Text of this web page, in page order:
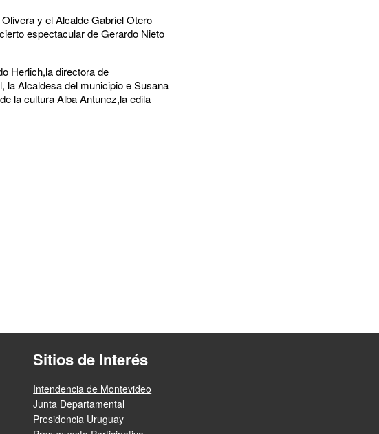
y el Alcalde Gabriel Otero
espectacular de Gerardo Nieto
Herlich,la directora de
la Alcaldesa del municipio e Susana
la cultura Alba Antunez,la edila
Sitios de Interés
Intendencia de Montevideo
Junta Departamental
Presidencia Uruguay